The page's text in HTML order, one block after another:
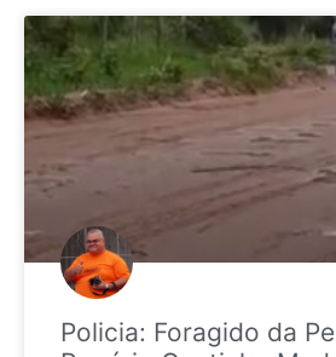
Policia: Foragido da